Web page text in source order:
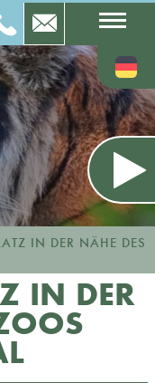
IN DER NÄHE DES
IN DER